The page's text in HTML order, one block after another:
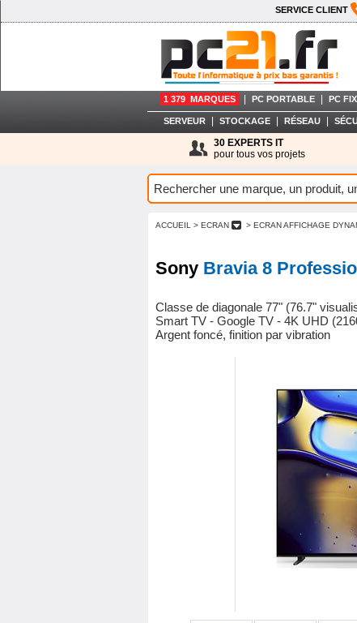
SERVICE CLIENT
1 379 MARQUES PC PORTABLE PC
SERVEUR STOCKAGE RÉSEAU
30 EXPERTS IT
pour tous vos projets
ACCUEIL > ECRAN > ECRAN AFFICHAGE
Sony Bravia 8
Classe de diagonale 77" (76.7"
Smart TV - Google TV - 4K UHD
Argent foncé, finition par vibration